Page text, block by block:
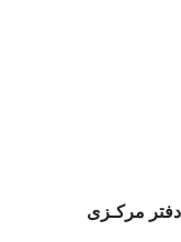
دفتر مرکـزی